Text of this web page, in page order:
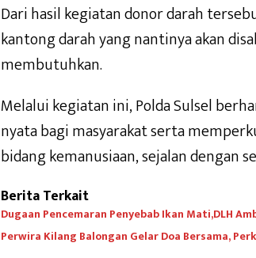
Dari hasil kegiatan donor darah
kantong darah yang nantinya akan
membutuhkan.
Melalui kegiatan ini, Polda Sulsel
nyata bagi masyarakat serta
bidang kemanusiaan, sejalan dengan
Berita Terkait
Dugaan Pencemaran Penyebab Ikan Mati,DLH
Perwira Kilang Balongan Gelar Doa Bersama,